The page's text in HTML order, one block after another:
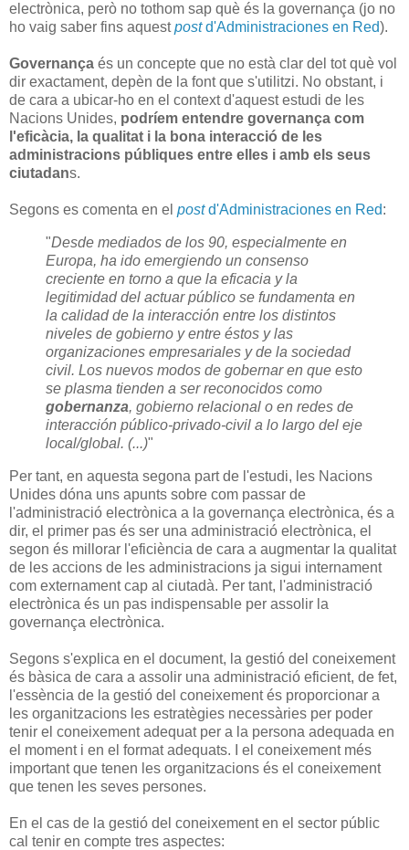
electrònica, però no tothom sap què és la governança (jo no
ho vaig saber fins aquestpostd'Administraciones en Red).
Governança és un concepte que no està clar del tot què vol
dir exactament, depèn de la font que s'utilitzi. No obstant, i
de cara a ubicar-ho en el context d'aquest estudi de les
Nacions Unides, podríem entendre governança com
l'eficàcia, la qualitat i la bona interacció de les
administracions públiques entre elles i amb els seus
ciutadans.
Segons es comenta en el postd'Administraciones en Red:
"Desde mediados de los 90, especialmente en
Europa, ha ido emergiendo un consenso
creciente en torno a que la eficacia y la
legitimidad del actuar público se fundamenta en
la calidad de la interacción entre los distintos
niveles de gobierno y entre éstos y las
organizaciones empresariales y de la sociedad
civil. Los nuevos modos de gobernar en que esto
se plasma tienden a ser reconocidos como
gobernanza, gobierno relacional o en redes de
interacción público-privado-civil a lo largo del eje
local/global. (...)"
Per tant, en aquesta segona part de l'estudi, les Nacions
Unides dóna uns apunts sobre com passar de
l'administració electrònica a la governança electrònica, és a
dir, el primer pas és ser una administració electrònica, el
segon és millorar l'eficiència de cara a augmentar la qualitat
de les accions de les administracions ja sigui internament
com externament cap al ciutadà. Per tant, l'administració
electrònica és un pas indispensable per assolir la
governança electrònica.
Segons s'explica en el document, la gestió del coneixement
és bàsica de cara a assolir una administració eficient, de fet,
l'essència de la gestió del coneixement és proporcionar a
les organitzacions les estratègies necessàries per poder
tenir el coneixement adequat per a la persona adequada en
el moment i en el format adequats. I el coneixement més
important que tenen les organitzacions és el coneixement
que tenen les seves persones.
En el cas de la gestió del coneixement en el sector públic
cal tenir en compte tres aspectes: